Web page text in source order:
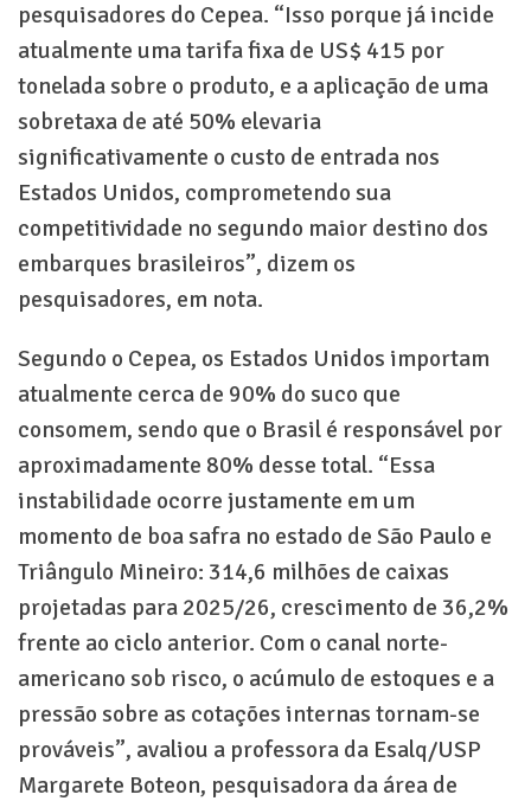
pesquisadores do Cepea. “Isso porque já incide
atualmente uma tarifa fixa de US$ 415 por
tonelada sobre o produto, e a aplicação de uma
sobretaxa de até 50% elevaria
significativamente o custo de entrada nos
Estados Unidos, comprometendo sua
competitividade no segundo maior destino dos
embarques brasileiros”, dizem os
pesquisadores, em nota.
Segundo o Cepea, os Estados Unidos importam
atualmente cerca de 90% do suco que
consomem, sendo que o Brasil é responsável por
aproximadamente 80% desse total. “Essa
instabilidade ocorre justamente em um
momento de boa safra no estado de São Paulo e
Triângulo Mineiro: 314,6 milhões de caixas
projetadas para 2025/26, crescimento de 36,2%
frente ao ciclo anterior. Com o canal norte-
americano sob risco, o acúmulo de estoques e a
pressão sobre as cotações internas tornam-se
prováveis”, avaliou a professora da Esalq/USP
Margarete Boteon, pesquisadora da área de